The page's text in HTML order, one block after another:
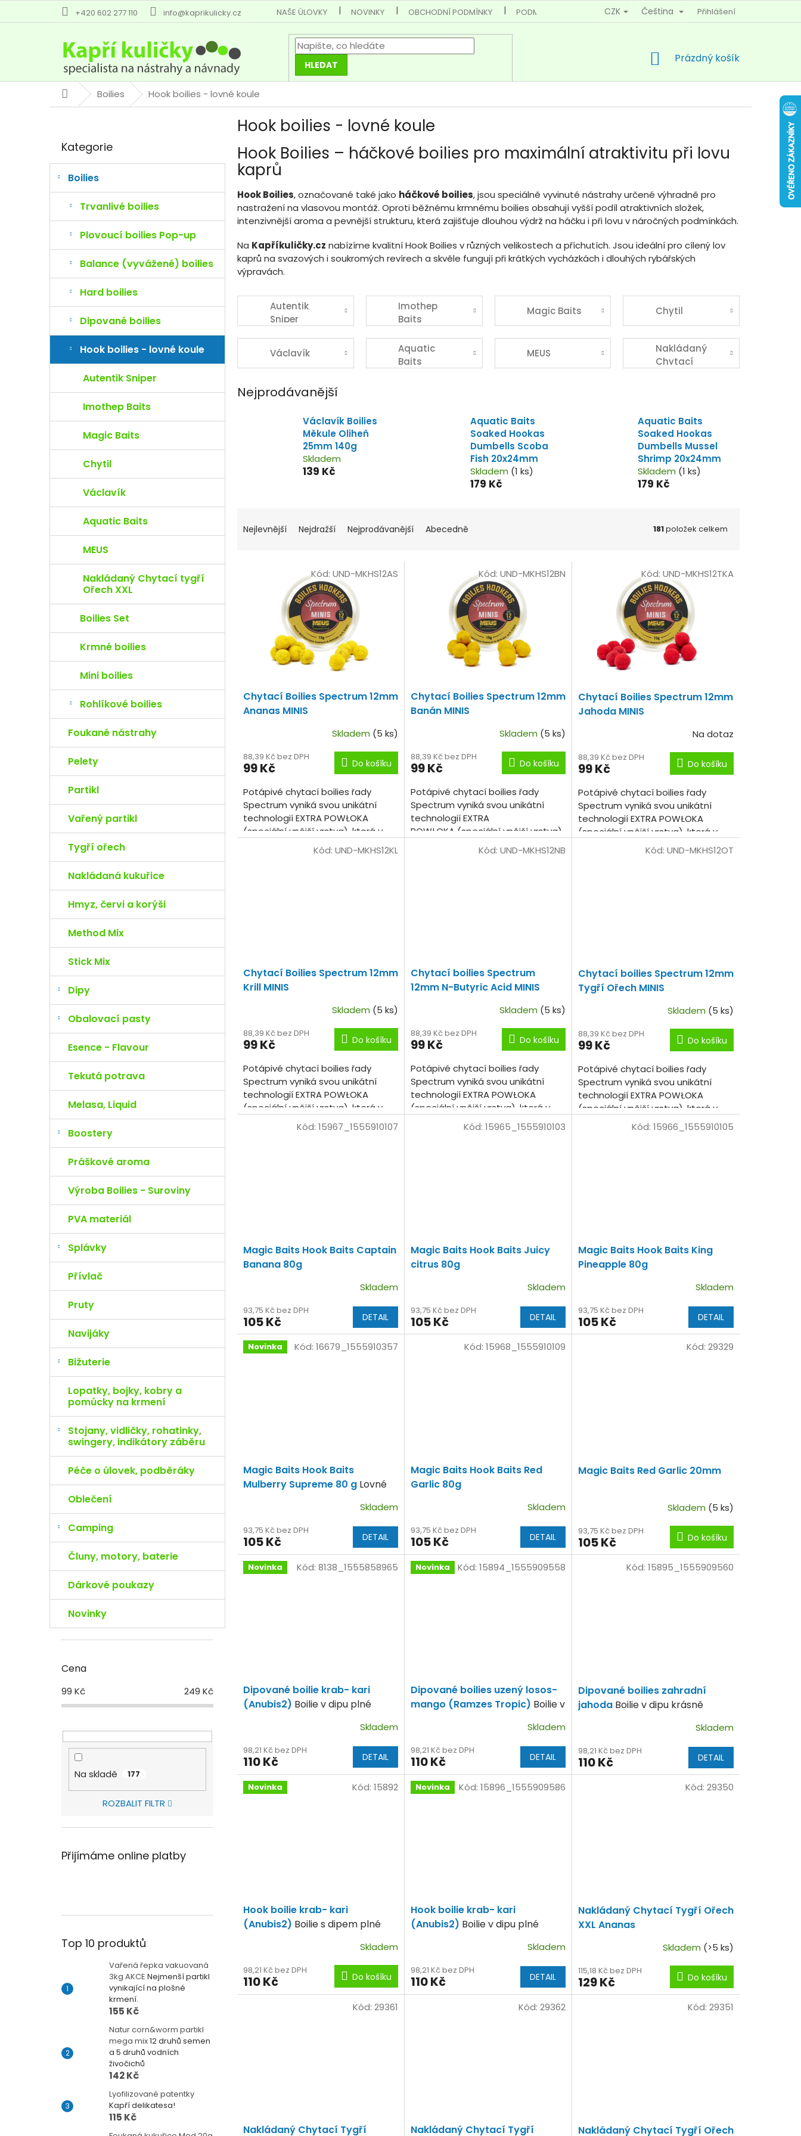
+420 602 277 110 info@kaprikulicky.cz NAŠE ÚLOVKY NOVINKY OBCHODNÍ PODMÍNKY PODMÍNKY OCHRANY OSOBNÍCH ÚDAJŮ KONTAKTY
CZK Čeština Přihlášení
HLEDAT
NÁKUPNÍ
Prázdný košík
DomůBoilies Hook boilies - lovné koule
r
n
í
l
kategorie
Kategorie
Boilies
Trvanlivé boilies
Plovoucí boilies Pop-up
Balance (vyvážené) boilies
Hard boilies
Dipované boilies
Hook boilies - lovné koule
Autentik Sniper
Imothep Baits
Magic Baits
Chytil
Václavík
Aquatic Baits
MEUS
Nakládaný Chytací tygří
Ořech XXL
Boilies Set
Krmné boilies
Mini boilies
Rohlíkové boilies
Foukané nástrahy
Pelety
Partikl
Vařený partikl
Tygří ořech
Nakládaná kukuřice
Hmyz, červi a korýši
Method Mix
Stick Mix
Dipy
Obalovací pasty
Esence - Flavour
Tekutá potrava
Melasa, Liquid
Boostery
Práškové aroma
Výroba Boilies - Suroviny
PVA materiál
Splávky
Přívlač
Pruty
Navijáky
Bižuterie
Lopatky, bojky, kobry a
pomůcky na krmení
Stojany, vidličky, rohatinky,
swingery, indikátory záběru
Péče o úlovek, podběráky
Oblečení
Camping
Čluny, motory, baterie
Dárkové poukazy
Novinky
Cena
99 Kč 249 Kč
Na skladě 177
ROZBALIT FILTR
Přijímáme online platby
Top 10 produktů
Vařená řepka vakuovaná
3kg AKCE Nejmenší partikl
vynikající na plošné
krmení.
155 Kč
Natur corn&worm partikl
mega mix12 druhů semen
a 5 druhů vodních
živočichů
142 Kč
Lyofilizované patentky
Kapří delikatesa!
115 Kč
Hook boilies - lovné koule
Hook Boilies – háčkové boilies pro maximální atraktivitu při lovu
kaprů
Hook Boilies, označované také jako háčkové boilies, jsou speciálně vyvinuté nástrahy určené výhradně pro
nastražení na vlasovou montáž. Oproti běžnému krmnému boilies obsahují vyšší podíl atraktivních složek,
intenzivnější aroma a pevnější strukturu, která zajišťuje dlouhou výdrž na háčku i při lovu v náročných podmínkách.
Na Kapříkuličky.cz nabízíme kvalitní Hook Boilies v různých velikostech a příchutích. Jsou ideální pro cílený lov
kaprů na svazových i soukromých revírech a skvěle fungují při krátkých vycházkách i dlouhých rybářských
výpravách.
Autentik
Sniper
Imothep
Baits
Magic Baits Chytil
Václavík
Aquatic
Baits
MEUS
Nakládaný
Chytací
Nejprodávanější
Václavík Boilies
Měkule Oliheň
25mm 140g
Skladem
139 Kč
Aquatic Baits
Soaked Hookas
Dumbells Scoba
Fish 20x24mm
Skladem (1 ks)
179 Kč
Aquatic Baits
Soaked Hookas
Dumbells Mussel
Shrimp 20x24mm
Skladem (1 ks)
179 Kč
aNejlevnější Nejdražší Nejprodávanější Abecedně 181položek celkem
Chytací Boilies Spectrum 12mm
Ananas MINIS
Skladem (5 ks)
88,39 Kč bez DPH
99 Kč Do košíku
Potápivé chytací boilies řady
Spectrum vyniká svou unikátní
technologií EXTRA POWŁOKA
(speciální vnější vrstva), která v
sobě uzavírá dvojnásobné
množství chuťových a vonných...
Kód: UND-MKHS12AS
Chytací Boilies Spectrum 12mm
Banán MINIS
Skladem (5 ks)
88,39 Kč bez DPH
99 Kč Do košíku
Potápivé chytací boilies řady
Spectrum vyniká svou unikátní
technologií EXTRA
POWŁOKA (speciální vnější vrstva),
uzavírá dvojnásobné...
Kód: UND-MKHS12BN
Chytací Boilies Spectrum 12mm
Jahoda MINIS
Na dotaz
88,39 Kč bez DPH
99 Kč Do košíku
Potápivé chytací boilies řady
Spectrum vyniká svou unikátní
technologií EXTRA POWŁOKA
(speciální vnější vrstva), která v
sobě uzavírá dvojnásobné
Kód: UND-MKHS12TKA
Chytací Boilies Spectrum 12mm
Krill MINIS
Skladem (5 ks)
88,39 Kč bez DPH
99 Kč Do košíku
Potápivé chytací boilies řady
Spectrum vyniká svou unikátní
technologií EXTRA POWŁOKA
(speciální vnější vrstva), která v
sobě uzavírá dvojnásobné
množství chuťových a vonných...
Kód: UND-MKHS12KL
Chytací boilies Spectrum
12mm N-Butyric Acid MINIS
Skladem (5 ks)
88,39 Kč bez DPH
99 Kč Do košíku
Potápivé chytací boilies řady
Spectrum vyniká svou unikátní
technologií EXTRA POWŁOKA
(speciální vnější vrstva), která v
sobě uzavírá dvojnásobné
množství chuťových a vonných...
Kód: UND-MKHS12NB
Chytací boilies Spectrum 12mm
Tygří Ořech MINIS
Skladem (5 ks)
88,39 Kč bez DPH
99 Kč Do košíku
Potápivé chytací boilies řady
Spectrum vyniká svou unikátní
technologií EXTRA POWŁOKA
(speciální vnější vrstva), která v
sobě uzavírá dvojnásobné
množství chuťových a vonných...
Kód: UND-MKHS12OT
Magic Baits Hook Baits Captain
Banana 80g
Skladem
93,75 Kč bez DPH
105 Kč DETAIL
Kód: 15967_1555910107
Magic Baits Hook Baits Juicy
citrus 80g
Skladem
93,75 Kč bez DPH
105 Kč DETAIL
Kód: 15965_1555910103
Magic Baits Hook Baits King
Pineapple 80g
Skladem
93,75 Kč bez DPH
105 Kč DETAIL
Kód: 15966_1555910105
Novinka
Magic Baits Hook Baits
Mulberry Supreme 80 g Lovné
Skladem
93,75 Kč bez DPH
105 Kč DETAIL
Kód: 16679_1555910357
Magic Baits Hook Baits Red
Garlic 80g
Skladem
93,75 Kč bez DPH
105 Kč DETAIL
Kód: 15968_1555910109
Magic Baits Red Garlic 20mm
Skladem (5 ks)
93,75 Kč bez DPH
105 Kč Do košíku
Kód: 29329
Novinka
Dipované boilie krab- kari
(Anubis2) Boilie v dipu plné
Skladem
98,21 Kč bez DPH
110 Kč DETAIL
Kód: 8138_1555858965 Novinka
Dipované boilies uzený losos-
mango (Ramzes Tropic) Boilie v
Skladem
98,21 Kč bez DPH
110 Kč DETAIL
Kód: 15894_1555909558
Dipované boilies zahradní
jahoda Boilie v dipu krásně
Skladem
98,21 Kč bez DPH
110 Kč DETAIL
Kód: 15895_1555909560
Novinka
Hook boilie krab- kari
(Anubis2) Boilie s dipem plné
Skladem
98,21 Kč bez DPH
110 Kč Do košíku
Kód: 15892 Novinka
Hook boilie krab- kari
(Anubis2) Boilie v dipu plné
Skladem
98,21 Kč bez DPH
110 Kč DETAIL
Kód: 15896_1555909586
Nakládaný Chytací Tygří Ořech
XXL Ananas
Skladem (>5 ks)
115,18 Kč bez DPH
129 Kč Do košíku
Kód: 29350
Nakládaný Chytací Tygří
Kód: 29361
Nakládaný Chytací Tygří
Kód: 29362
Nakládaný Chytací Tygří Ořech
Kód: 29351